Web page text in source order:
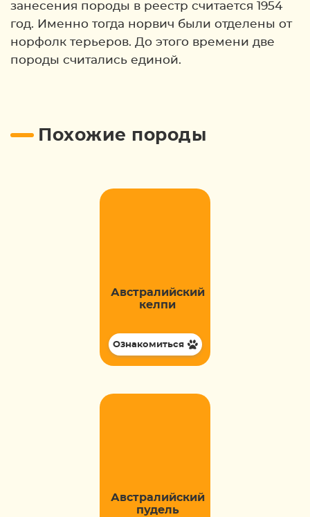
занесения породы в реестр считается 1954
год. Именно тогда норвич были отделены от
норфолк терьеров. До этого времени две
породы считались единой.
Похожие породы
Австралийский
келпи
Ознакомиться
Австралийский
пудель